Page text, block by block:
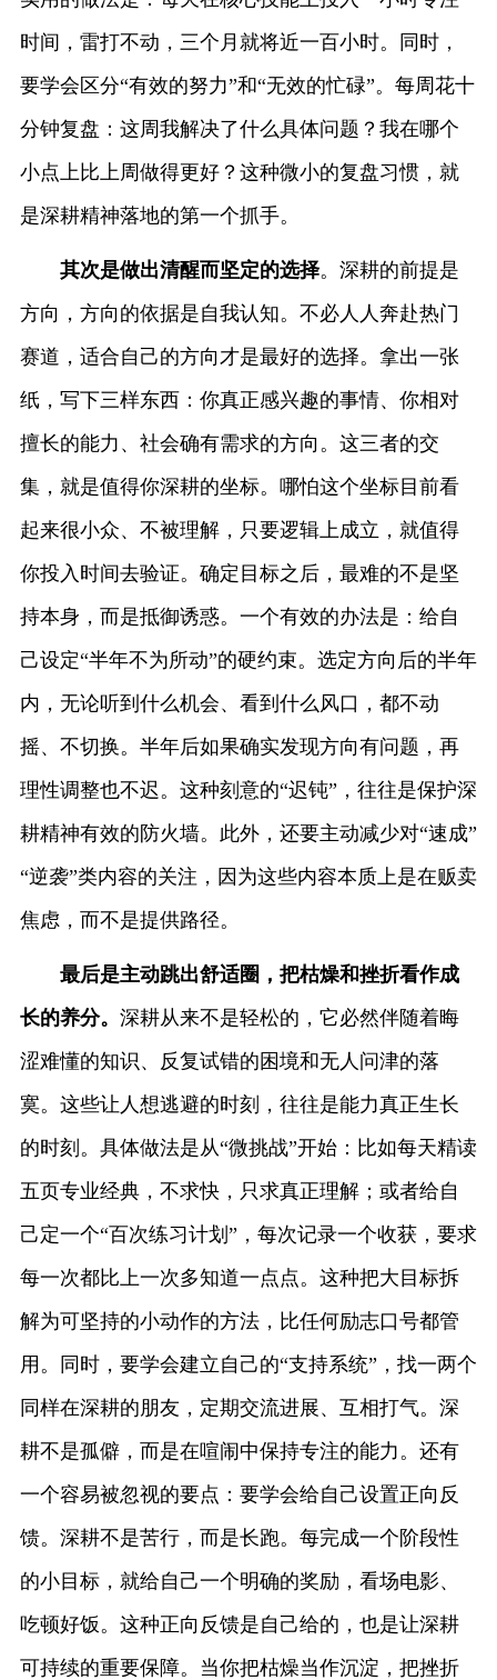
时间，雷打不动，三个月就将近一百小时。同时，
要学会区分“有效的努力”和“无效的忙碌”。每周花十
分钟复盘：这周我解决了什么具体问题？我在哪个
小点上比上周做得更好？这种微小的复盘习惯，就
是深耕精神落地的第一个抓手。
其次是做出清醒而坚定的选择。深耕的前提是
方向，方向的依据是自我认知。不必人人奔赴热门
赛道，适合自己的方向才是最好的选择。拿出一张
纸，写下三样东西：你真正感兴趣的事情、你相对
擅长的能力、社会确有需求的方向。这三者的交
集，就是值得你深耕的坐标。哪怕这个坐标目前看
起来很小众、不被理解，只要逻辑上成立，就值得
你投入时间去验证。确定目标之后，最难的不是坚
持本身，而是抵御诱惑。一个有效的办法是：给自
己设定“半年不为所动”的硬约束。选定方向后的半年
内，无论听到什么机会、看到什么风口，都不动
摇、不切换。半年后如果确实发现方向有问题，再
理性调整也不迟。这种刻意的“迟钝”，往往是保护深
耕精神有效的防火墙。此外，还要主动减少对“速成”
“逆袭”类内容的关注，因为这些内容本质上是在贩卖
焦虑，而不是提供路径。
最后是主动跳出舒适圈，把枯燥和挫折看作成
长的养分。 深耕从来不是轻松的，它必然伴随着晦
涩难懂的知识、反复试错的困境和无人问津的落
寞。这些让人想逃避的时刻，往往是能力真正生长
的时刻。具体做法是从“微挑战”开始：比如每天精读
五页专业经典，不求快，只求真正理解；或者给自
己定一个“百次练习计划”，每次记录一个收获，要求
每一次都比上一次多知道一点点。这种把大目标拆
解为可坚持的小动作的方法，比任何励志口号都管
用。同时，要学会建立自己的“支持系统”，找一两个
同样在深耕的朋友，定期交流进展、互相打气。深
耕不是孤僻，而是在喧闹中保持专注的能力。还有
一个容易被忽视的要点：要学会给自己设置正向反
馈。深耕不是苦行，而是长跑。每完成一个阶段性
的小目标，就给自己一个明确的奖励，看场电影、
吃顿好饭。这种正向反馈是自己给的，也是让深耕
可持续的重要保障。当你把枯燥当作沉淀，把挫折